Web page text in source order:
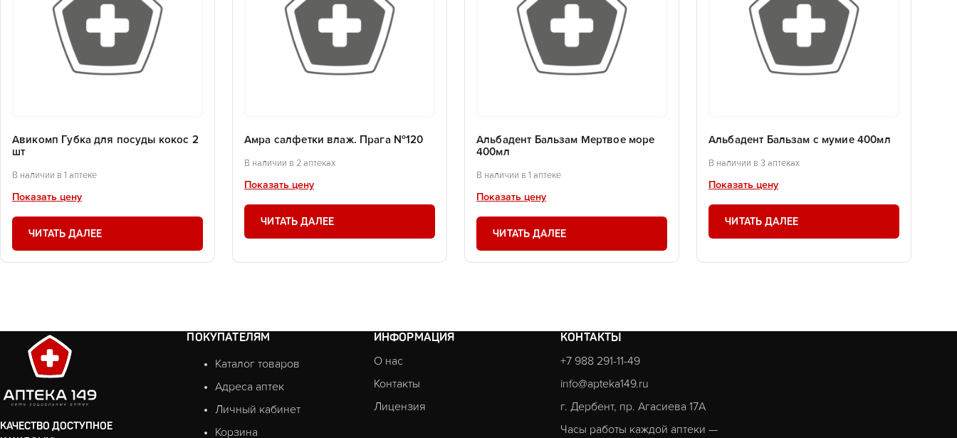
Авикомп Губка для посуды кокос 2
шт
В наличии в 1 аптеке
Показать цену
ЧИТАТЬ ДАЛЕЕ
Амра салфетки влаж. Прага №120
В наличии в 2 аптеках
Показать цену
ЧИТАТЬ ДАЛЕЕ
Альбадент Бальзам Мертвое море
400мл
В наличии в 1 аптеке
Показать цену
ЧИТАТЬ ДАЛЕЕ
Альбадент Бальзам с мумие 400мл
В наличии в 3 аптеках
Показать цену
ЧИТАТЬ ДАЛЕЕ
КАЧЕСТВО ДОСТУПНОЕ
ПОКУПАТЕЛЯМ
Каталог товаров
Адреса аптек
Личный кабинет
Корзина
ИНФОРМАЦИЯ
О нас
Контакты
Лицензия
КОНТАКТЫ
+7 988 291-11-49
info@apteka149.ru
г. Дербент, пр. Агасиева 17А
Часы работы каждой аптеки —